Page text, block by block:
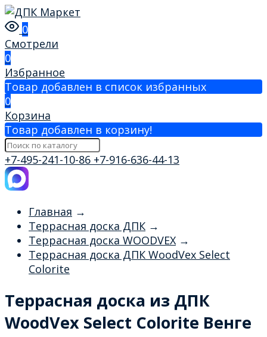
0
Смотрели
0
Избранное
Товар добавлен в список избранных
0
Корзина
Товар добавлен в корзину!
+7-495-241-10-86 +7-916-636-44-13
Главная →
Террасная доска ДПК →
Террасная доска WOODVEX →
Террасная доска ДПК WoodVex Select
Colorite
Террасная доска из ДПК
WoodVex Select Colorite Венге